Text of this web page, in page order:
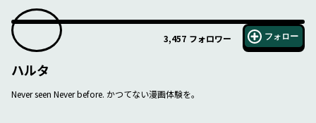
3,457 フォロワー フォロー
ハルタ
Never seen Never before. かつてない漫画体験を。